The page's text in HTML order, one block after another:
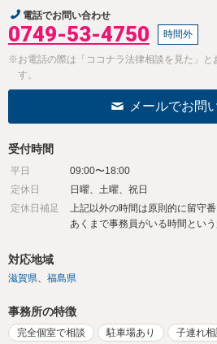
電話でお問い合わせ
0749-53-4750 時間外
※お電話の際は「ココナラ法律相談を見た」と
す。
メールでお問
受付時間
平日
09:00〜18:00
定休日
日曜、土曜、祝日
定休日補足
上記以外の時間は原則的に留守
あくまで事務員がいる時間という
対応地域
滋賀県 福島県
事務所の特徴
完全個室で相談 駐車場あり 子連れ